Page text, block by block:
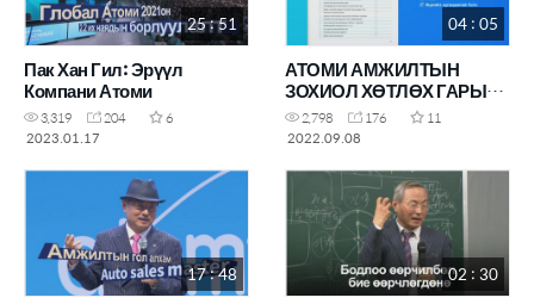
25 : 51
Пак Хан Гил: Эрүүл
Компани Атоми
3,319 204
6
2023.01.17
04 : 05
АТОМИ АМЖИЛТЫН
ЗОХИОЛ ХӨТЛӨХ ГАРЫН
АВЛАГА
2,798 176
11
2022.09.08
17 : 48 02 : 30